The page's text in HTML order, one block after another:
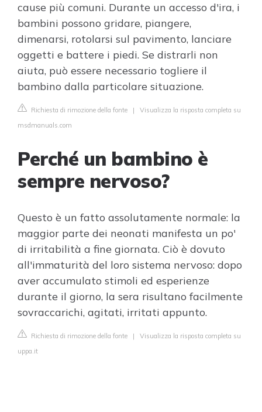
cause più comuni. Durante un accesso d'ira, i
bambini possono gridare, piangere,
dimenarsi, rotolarsi sul pavimento, lanciare
oggetti e battere i piedi. Se distrarli non
aiuta, può essere necessario togliere il
bambino dalla particolare situazione.
Richiesta di rimozione della fonte | Visualizza la risposta completa su
msdmanuals.com
Perché un bambino è
sempre nervoso?
Questo è un fatto assolutamente normale: la
maggior parte dei neonati manifesta un po'
di irritabilità a fine giornata. Ciò è dovuto
all'immaturità del loro sistema nervoso: dopo
aver accumulato stimoli ed esperienze
durante il giorno, la sera risultano facilmente
sovraccarichi, agitati, irritati appunto.
Richiesta di rimozione della fonte | Visualizza la risposta completa su
uppa.it